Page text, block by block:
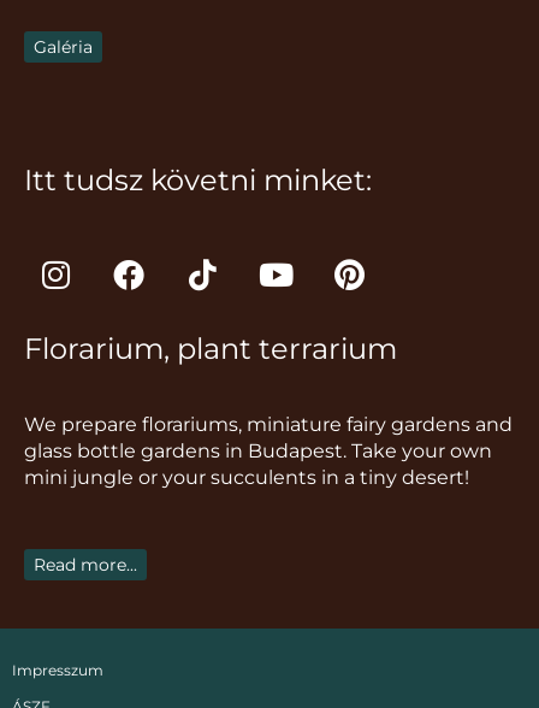
Galéria
Itt tudsz követni minket:
I
n
t
g
r
a
F
a
e
o
o
k
T
i
t
k
Y
o
t
b
e
P
i
t
r
e
s
Florarium, plant terrarium
We prepare florariums, miniature fairy gardens and
glass bottle gardens in Budapest. Take your own
mini jungle or your succulents in a tiny desert!
Read more...
Impresszum